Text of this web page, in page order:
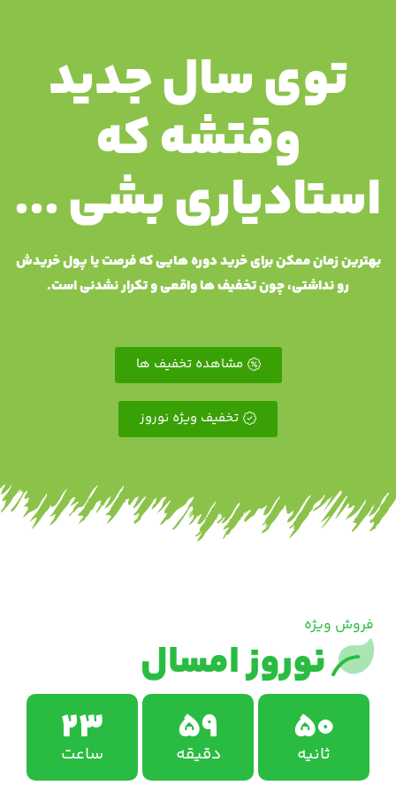
توی سال جدید
وقتشه که
استادیاری بشی ...
بهترین زمان ممکن برای خرید دوره هایی که فرصت یا پول خریدش
رو نداشتی، چون تخفیف ها واقعی و تکرار نشدنی است.
مشاهده تخفیف ها
تخفیف ویژه نوروز
فروش ویژه
نوروز امسال
23
ساعت 59
دقیقه 50
ثانیه